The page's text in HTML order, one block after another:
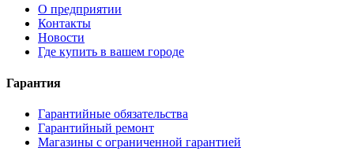
О предприятии
Контакты
Новости
Где купить в вашем городе
Гарантия
Гарантийные обязательства
Гарантийный ремонт
Магазины с ограниченной гарантией